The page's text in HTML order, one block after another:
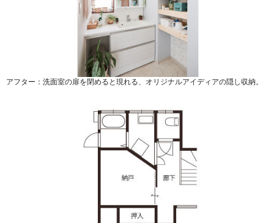
アフター：洗面室の扉を閉めると現れる、オリジナルアイディアの隠し収納。